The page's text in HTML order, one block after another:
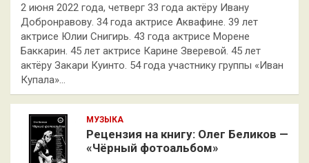
2 июня 2022 года, четверг 33 года актёру Ивану
Добронравову. 34 года актрисе Аквафине. 39 лет
актрисе Юлии Снигирь. 43 года актрисе Морене
Баккарин. 45 лет актрисе Карине Зверевой. 45 лет
актёру Закари Куинто. 54 года участнику группы «Иван
Купала»…
МУЗЫКА
Рецензия на книгу: Олег Беликов —
«Чёрный фотоальбом»